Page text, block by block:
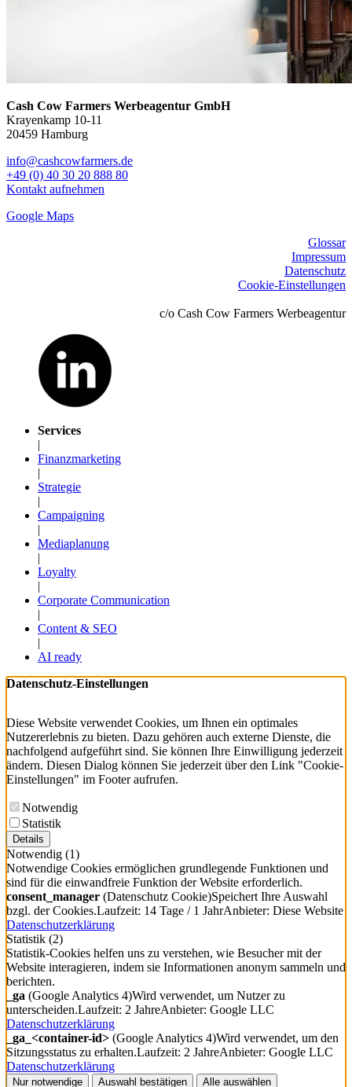
Cash Cow Farmers Werbeagentur GmbH
Krayenkamp 10-11
20459 Hamburg
info@cashcowfarmers.de
+49 (0) 40 30 20 888 80
Kontakt aufnehmen
Google Maps
Glossar
Impressum
Datenschutz
Cookie-Einstellungen
c/o Cash Cow Farmers Werbeagentur
Services
|
Finanzmarketing
|
Strategie
|
Campaigning
|
Mediaplanung
|
Loyalty
|
Corporate Communication
|
Content & SEO
|
AI ready
Datenschutz-Einstellungen
Diese Website verwendet Cookies, um Ihnen ein optimales
Nutzererlebnis zu bieten. Dazu gehören auch externe Dienste, die
nachfolgend aufgeführt sind. Sie können Ihre Einwilligung jederzeit
ändern. Diesen Dialog können Sie jederzeit über den Link "Cookie-
Einstellungen" im Footer aufrufen.
Notwendig
Statistik
Details
Notwendig (1)
Notwendige Cookies ermöglichen grundlegende Funktionen und
sind für die einwandfreie Funktion der Website erforderlich.
consent_manager (Datenschutz Cookie)Speichert Ihre Auswahl
bzgl. der Cookies.Laufzeit: 14 Tage / 1 JahrAnbieter: Diese Website
Datenschutzerklärung
Statistik (2)
Statistik-Cookies helfen uns zu verstehen, wie Besucher mit der
Website interagieren, indem sie Informationen anonym sammeln und
berichten.
_ga (Google Analytics 4)Wird verwendet, um Nutzer zu
unterscheiden.Laufzeit: 2 JahreAnbieter: Google LLC
Datenschutzerklärung
_ga_<container-id> (Google Analytics 4)Wird verwendet, um den
Sitzungsstatus zu erhalten.Laufzeit: 2 JahreAnbieter: Google LLC
Datenschutzerklärung
Nur notwendige Auswahl bestätigen Alle auswählen